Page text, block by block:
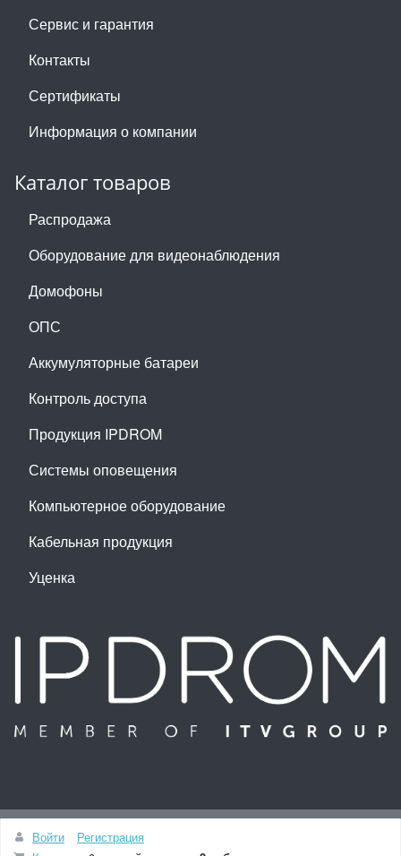
Сервис и гарантия
Контакты
Сертификаты
Информация о компании
Каталог товаров
Распродажа
Оборудование для видеонаблюдения
Домофоны
ОПС
Аккумуляторные батареи
Контроль доступа
Продукция IPDROM
Системы оповещения
Компьютерное оборудование
Кабельная продукция
Уценка
Наверх
Разработка и сопровождение сайта -
Войти
Регистрация